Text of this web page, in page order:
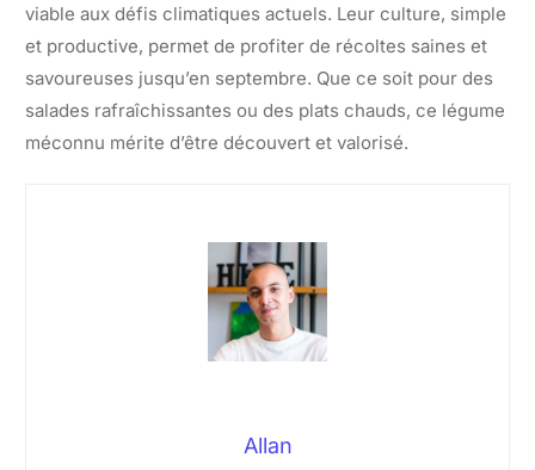
viable aux défis climatiques actuels. Leur culture, simple
et productive, permet de profiter de récoltes saines et
savoureuses jusqu’en septembre. Que ce soit pour des
salades rafraîchissantes ou des plats chauds, ce légume
méconnu mérite d’être découvert et valorisé.
Allan